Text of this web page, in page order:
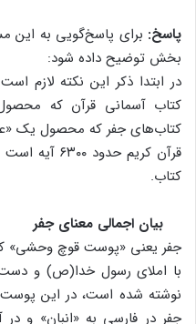
پاسخ: برای پاسخ‌گویی به این
بخش توضیح داده شود:
کتاب‌های جفر که محصول یک
کتاب.
بیان اجمالی معنای جفر
جفر یعنی «پوست قوچ وحشی»
با املای رسول خدا(ص) و
نوشته شده است، در این
جفر در فارسی به «انبان» و